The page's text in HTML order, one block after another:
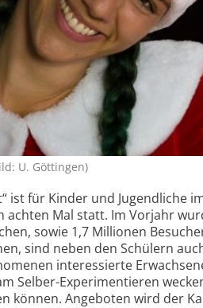
U. Göttingen)
ist für Kinder und Jugendliche
achten Mal statt. Im Vorjahr
sowie 1,7 Millionen
sind neben den Schülern
interessierte
Selber-Experimentieren
können. Angeboten wird der